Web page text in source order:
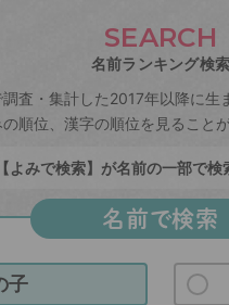
SEARCH
名前ランキング検索
査・集計した2017年以降に
順位、漢字の順位を見ることが
よみで検索】が名前の一部で
名前で検索
子